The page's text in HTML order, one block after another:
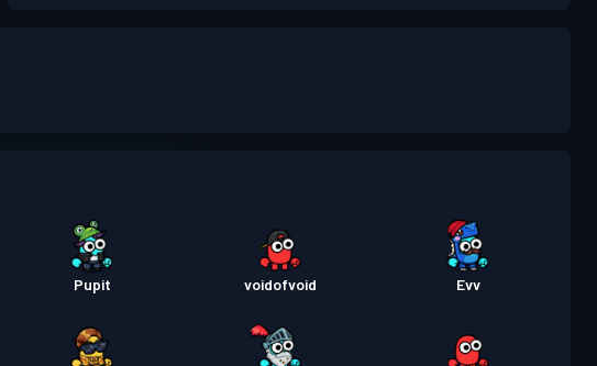
Pupit voidofvoid Evv